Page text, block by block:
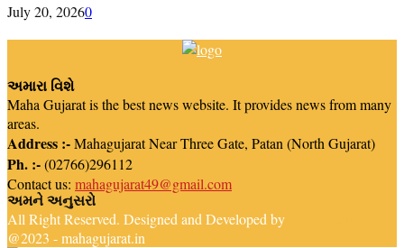
July 20, 20260
અમારા વિશે
Maha Gujarat is the best news website. It provides news from many
areas.
Address :-Mahagujarat Near Three Gate, Patan (North Gujarat)
Ph. :-(02766)296112
Contact us: mahagujarat49@gmail.com
અમને અનુસરો
Facebook
Youtube
Email
Telegram
All Right Reserved. Designed and Developed by
@2023 - mahagujarat.in